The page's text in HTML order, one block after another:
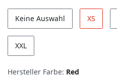
Keine Auswahl XS
XXL
Hersteller Farbe: Red